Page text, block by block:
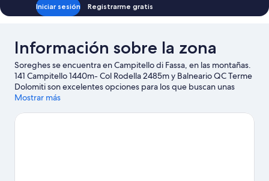
Iniciar sesión Registrarme gratis
Información sobre la zona
Soreghes se encuentra en Campitello di Fassa, en las montañas.
141 Campitello 1440m- Col Rodella 2485m y Balneario QC Terme
Dolomiti son excelentes opciones para los que buscan unas
vacaciones activas, pero si prefieres sumergirte en la naturaleza,
También merece la pena acercarse a Marmolada y Área de esquí
Mostrar más